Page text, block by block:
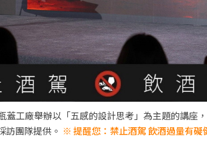
蓋工廠舉辦以「五感的設計思考」為主題的講座
訪團隊提供。 ※ 提醒您：禁止酒駕 飲酒過量有礙